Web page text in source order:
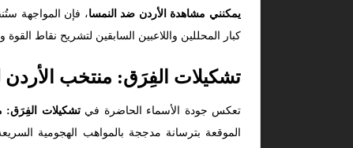
يمكنني مشاهدة الأردن ضد النمسا
كبار المحللين واللاعبين السابقين لتشريح نقاط
تشكيلات الفِرَق: منتخب الأردن
تعكس جودة الأسماء الحاضرة فيتشكيلات الفِرَق:
الموقعة بترسانة مدججة بالمواهب الهجومية